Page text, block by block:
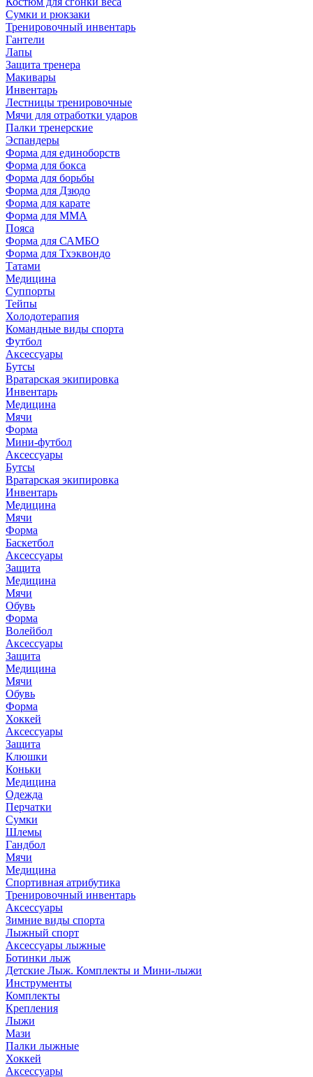
Сумки и рюкзаки
Тренировочный инвентарь
Гантели
Лапы
Защита тренера
Макивары
Инвентарь
Лестницы тренировочные
Мячи для отработки ударов
Палки тренерские
Эспандеры
Форма для единоборств
Форма для бокса
Форма для борьбы
Форма для Дзюдо
Форма для карате
Форма для MMA
Пояса
Форма для САМБО
Форма для Тхэквондо
Татами
Медицина
Суппорты
Тейпы
Холодотерапия
Командные виды спорта
Футбол
Аксессуары
Бутсы
Вратарская экипировка
Инвентарь
Медицина
Мячи
Форма
Мини-футбол
Аксессуары
Бутсы
Вратарская экипировка
Инвентарь
Медицина
Мячи
Форма
Баскетбол
Аксессуары
Защита
Медицина
Мячи
Обувь
Форма
Волейбол
Аксессуары
Защита
Медицина
Мячи
Обувь
Форма
Хоккей
Аксессуары
Защита
Клюшки
Коньки
Медицина
Одежда
Перчатки
Сумки
Шлемы
Гандбол
Мячи
Медицина
Спортивная атрибутика
Тренировочный инвентарь
Аксессуары
Зимние виды спорта
Лыжный спорт
Аксессуары лыжные
Ботинки лыж
Детские Лыж. Комплекты и Мини-лыжи
Инструменты
Комплекты
Крепления
Лыжи
Мази
Палки лыжные
Хоккей
Аксессуары